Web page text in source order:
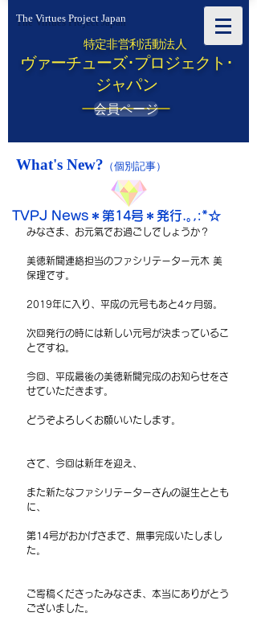
The Virtues Project Japan
特定非営利活動法人
ヴァーチューズ･プロジェクト･
ジャパン
会員ページ
What's New? （個別記事）
TVPJ News＊第14号＊発行.｡,:*☆
みなさま、お元氣でお過ごしでしょうか？
美徳新聞連絡担当のファシリテーター元木 美
保理です。
2019年に入り、平成の元号もあと4ヶ月弱。
次回発行の時には新しい元号が決まっているこ
とですね。
今回、平成最後の美徳新聞完成のお知らせをさ
せていただきます。
どうぞよろしくお願いいたします。
さて、今回は新年を迎え、
また新たなファシリテーターさんの誕生ととも
に、
第14号がおかげさまで、無事完成いたしまし
た。
ご寄稿くださったみなさま、本当にありがとう
ございました。